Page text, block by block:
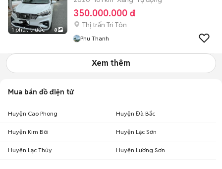
1 phút trước 8
350.000.000 đ
Thị trấn Tri Tôn
Phu Thanh
Xem thêm
Mua bán đồ điện tử
Huyện Cao Phong Huyện Đà Bắc
Huyện Kim Bôi Huyện Lạc Sơn
Huyện Lạc Thủy Huyện Lương Sơn